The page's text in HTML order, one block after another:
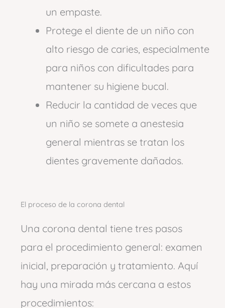
un empaste.
Protege el diente de un niño con
alto riesgo de caries, especialmente
para niños con dificultades para
mantener su higiene bucal.
Reducir la cantidad de veces que
un niño se somete a anestesia
general mientras se tratan los
dientes gravemente dañados.
El proceso de la corona dental
Una corona dental tiene tres pasos
para el procedimiento general: examen
inicial, preparación y tratamiento. Aquí
hay una mirada más cercana a estos
procedimientos: